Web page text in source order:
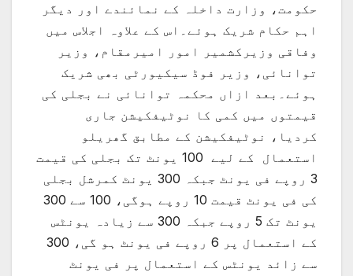
حکومت، وزارت داخلہ کے نمائندے اور دیگر
اہم حکام شریک ہوئے۔اس کے علاوہ اجلاس میں
وفاقی وزیرکشمیر امور امیرمقام، وزیر
توانائی، وزیر فوڈ سیکیورٹی بھی شریک
ہوئے۔بعد ازاں محکمہ توانائی نے بجلی کی
قیمتوں میں کمی کا نوٹیفکیشن جاری
کردیا، نوٹیفکیشن کے مطابق گھریلو
استعمال کے لیے 100 یونٹ تک بجلی کی قیمت
3 روپے فی یونٹ جبکہ 300 یونٹ کمرشل بجلی
کی فی یونٹ قیمت 10 روپے ہوگی، 100 سے 300
یونٹ تک 5 روپے جبکہ 300 سے زیادہ یونٹس
کے استعمال پر 6 روپے فی یونٹ ہو گی، 300
سے زائد یونٹس کے استعمال پر فی یونٹ